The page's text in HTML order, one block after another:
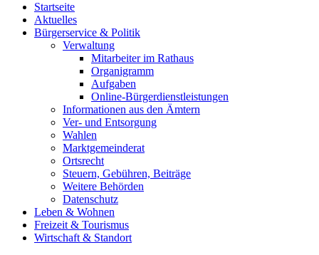
Startseite
Aktuelles
Bürgerservice & Politik
Verwaltung
Mitarbeiter im Rathaus
Organigramm
Aufgaben
Online-Bürgerdienstleistungen
Informationen aus den Ämtern
Ver- und Entsorgung
Wahlen
Marktgemeinderat
Ortsrecht
Steuern, Gebühren, Beiträge
Weitere Behörden
Datenschutz
Leben & Wohnen
Freizeit & Tourismus
Wirtschaft & Standort